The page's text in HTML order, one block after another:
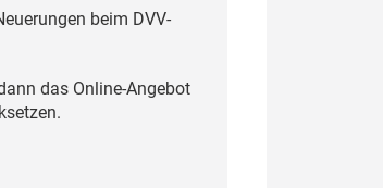
beim DVV-
das Online-Angebot